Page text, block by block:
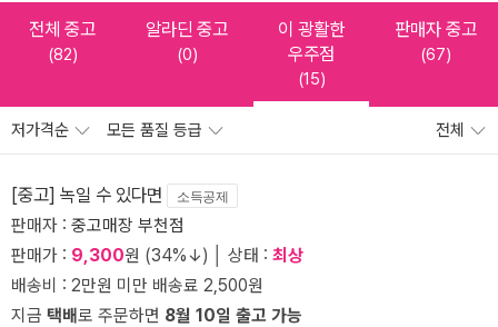
전체 중고
(82)
알라딘 중고
(0)
이 광활한
우주점
(15)
판매자 중고
(67)
저가격순 모든 품질 등급 전체
[중고] 녹일 수 있다면 소득공제
판매자 : 중고매장 부천점
판매가 : 9,300원 (34%↓) │ 상태 : 최상
배송비 : 2만원 미만 배송료 2,500원
지금 택배로 주문하면 8월 10일 출고 가능